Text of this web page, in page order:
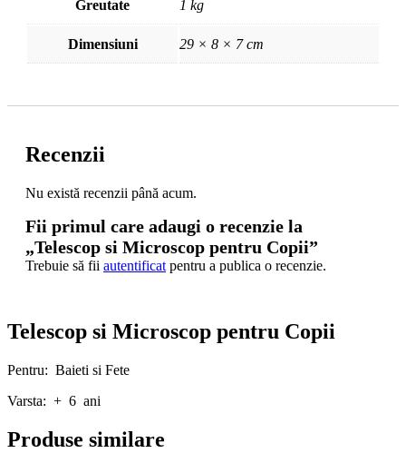
Greutate 1 kg
Dimensiuni 29 × 8 × 7 cm
Recenzii
Nu există recenzii până acum.
Fii primul care adaugi o recenzie la
„Telescop si Microscop pentru Copii”
Trebuie să fii autentificat pentru a publica o recenzie.
Telescop si Microscop pentru Copii
Pentru: Baieti si Fete
Varsta: + 6 ani
Produse similare